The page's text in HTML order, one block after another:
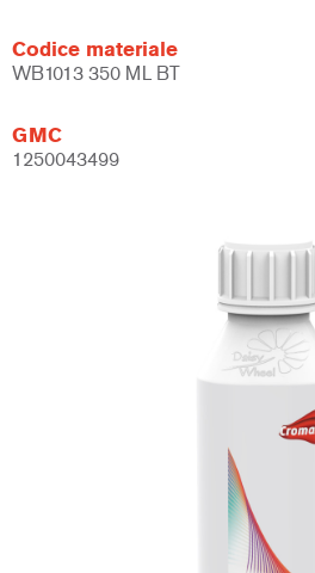
Codice materiale
WB1013 350 ML BT
GMC
1250043499